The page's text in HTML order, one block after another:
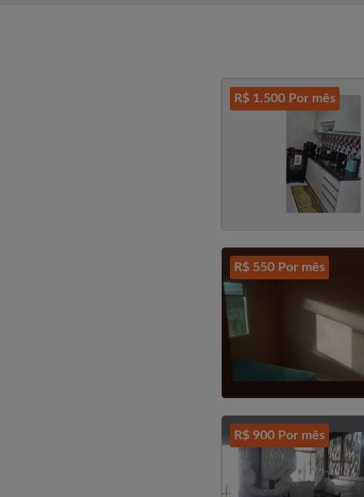
R$ 1.500 Por mês
R$ 550 Por mês
R$ 900 Por mês